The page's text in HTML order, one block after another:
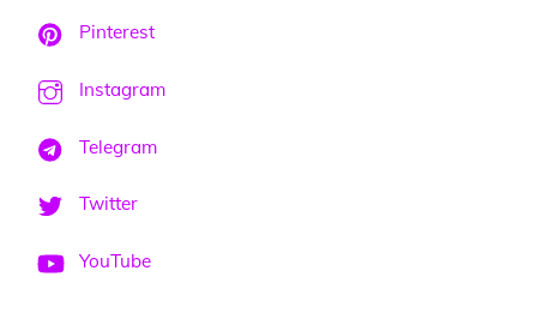
Pinterest
Instagram
Telegram
Twitter
YouTube